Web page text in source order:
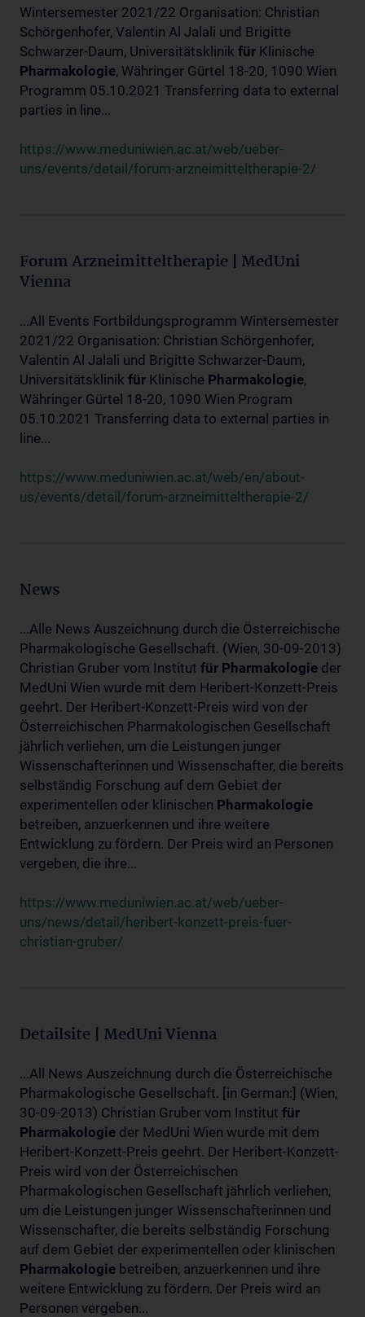
Wintersemester 2021/22 Organisation: Christian
Schörgenhofer, Valentin Al Jalali und Brigitte
Schwarzer-Daum, Universitätsklinik für Klinische
Pharmakologie, Währinger Gürtel 18-20, 1090 Wien
Programm 05.10.2021 Transferring data to external
parties in line...
https://www.meduniwien.ac.at/web/ueber-
uns/events/detail/forum-arzneimitteltherapie-2/
Forum Arzneimitteltherapie | MedUni
Vienna
...All Events Fortbildungsprogramm Wintersemester
2021/22 Organisation: Christian Schörgenhofer,
Valentin Al Jalali und Brigitte Schwarzer-Daum,
Universitätsklinik für Klinische Pharmakologie,
Währinger Gürtel 18-20, 1090 Wien Program
05.10.2021 Transferring data to external parties in
line...
https://www.meduniwien.ac.at/web/en/about-
us/events/detail/forum-arzneimitteltherapie-2/
News
...Alle News Auszeichnung durch die Österreichische
Pharmakologische Gesellschaft. (Wien, 30-09-2013)
Christian Gruber vom Institut für Pharmakologie der
MedUni Wien wurde mit dem Heribert-Konzett-Preis
geehrt. Der Heribert-Konzett-Preis wird von der
Österreichischen Pharmakologischen Gesellschaft
jährlich verliehen, um die Leistungen junger
Wissenschafterinnen und Wissenschafter, die bereits
selbständig Forschung auf dem Gebiet der
experimentellen oder klinischen Pharmakologie
betreiben, anzuerkennen und ihre weitere
Entwicklung zu fördern. Der Preis wird an Personen
vergeben, die ihre...
https://www.meduniwien.ac.at/web/ueber-
uns/news/detail/heribert-konzett-preis-fuer-
christian-gruber/
Detailsite | MedUni Vienna
...All News Auszeichnung durch die Österreichische
Pharmakologische Gesellschaft. [in German:] (Wien,
30-09-2013) Christian Gruber vom Institut für
Pharmakologie der MedUni Wien wurde mit dem
Heribert-Konzett-Preis geehrt. Der Heribert-Konzett-
Preis wird von der Österreichischen
Pharmakologischen Gesellschaft jährlich verliehen,
um die Leistungen junger Wissenschafterinnen und
Wissenschafter, die bereits selbständig Forschung
auf dem Gebiet der experimentellen oder klinischen
Pharmakologie betreiben, anzuerkennen und ihre
weitere Entwicklung zu fördern. Der Preis wird an
Personen vergeben...